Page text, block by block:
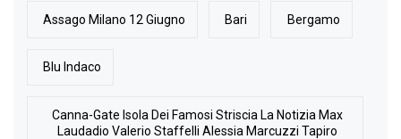
Assago Milano 12 Giugno Bari Bergamo
Blu Indaco
Canna-Gate Isola Dei Famosi Striscia La Notizia Max
Laudadio Valerio Staffelli Alessia Marcuzzi Tapiro